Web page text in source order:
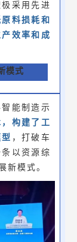
采用先进
料损耗和
效率和成
模式
能制造示
构建了工
，打破车
以资源综
新模式。